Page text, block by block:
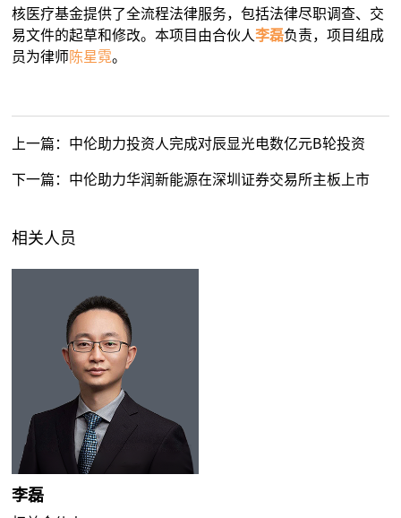
核医疗基金提供了全流程法律服务，包括法律尽职调查、交
易文件的起草和修改。本项目由合伙人李磊负责，项目组成
员为律师 陈星霓。
上一篇： 中伦助力投资人完成对辰显光电数亿元B轮投资
下一篇： 中伦助力华润新能源在深圳证券交易所主板上市
相关人员
李磊